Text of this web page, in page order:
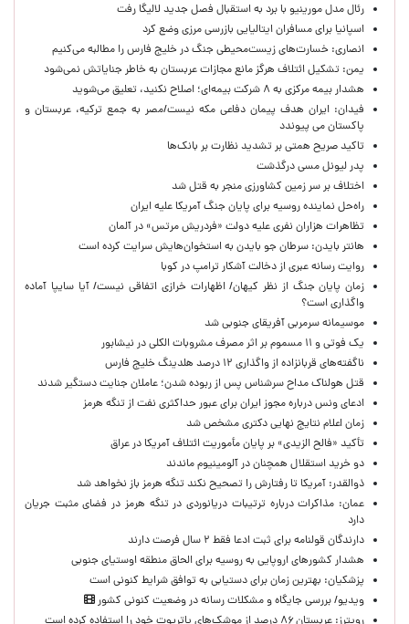
رئال مدل مورینیو با برد به استقبال فصل جدید لالیگا رفت
اسپانیا برای مسافران ایتالیایی بازرسی مرزی وضع کرد
انصاری: خسارت‌های زیست‌محیطی جنگ در خلیج فارس را مطالبه‌ می‌کنیم
یمن: تشکیل ائتلاف هرگز مانع مجازات عربستان به خاطر جنایاتش نمی‌شود
هشدار بیمه مرکزی به ۸ شرکت بیمه‌ای؛ اصلاح نکنید، تعلیق می‌شوید
فیدان: ایران هدف پیمان دفاعی مکه نیست/مصر به جمع ترکیه، عربستان و
پاکستان می پیوندد
تاکید صریح همتی بر تشدید نظارت بر بانک‌ها
پدر لیونل مسی درگذشت
اختلاف بر سر زمین کشاورزی منجر به قتل شد
راه‌حل نماینده روسیه برای پایان جنگ آمریکا علیه ایران
تظاهرات هزاران نفری علیه دولت «فردریش مرتس» در آلمان
هانتر بایدن: سرطان جو بایدن به استخوان‌هایش سرایت کرده است
روایت رسانه عبری از دخالت آشکار ترامپ در کوبا
زمان پایان جنگ از نظر کیهان/ اظهارات خرازی اتفاقی نیست/ آیا سایپا آماده
واگذاری است؟
موسیمانه سرمربی آفریقای جنوبی شد
یک فوتی و ۱۱ مسموم بر اثر مصرف مشروبات الکلی در نیشابور
ناگفته‌های قربانزاده از واگذاری ۱۲ درصد هلدینگ خلیج فارس
قتل هولناک مداح سرشناس پس از ربوده شدن؛ عاملان جنایت دستگیر شدند
ادعای ونس درباره مجوز ایران برای عبور حداکثری نفت از تنگه هرمز
زمان اعلام نتایج نهایی دکتری مشخص شد
تأکید «فالح الزیدی» بر پایان مأموریت ائتلاف آمریکا در عراق
دو خرید استقلال همچنان در آلومینیوم ماندند
ذوالقدر: آمریکا تا رفتارش را تصحیح نکند تنگه هرمز باز نخواهد شد
عمان: مذاکرات درباره ترتیبات دریانوردی در تنگه هرمز در فضای مثبت جریان
دارد
دارندگان قولنامه برای ثبت ادعا فقط ۲ سال فرصت دارند
هشدار کشورهای اروپایی به روسیه برای الحاق منطقه اوستیای جنوبی
پزشکیان‌: بهترین زمان برای دستیابی به توافق شرایط کنونی است
ویدیو/ بررسی جایگاه و مشکلات رسانه در وضعیت کنونی کشور